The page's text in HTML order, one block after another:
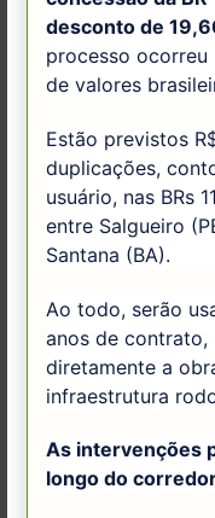
desconto de
processo
de valores
Estão previstos
duplicações,
usuário, nas BRs
entre Salgueiro
Santana (BA).
Ao todo, serão
anos de contrato,
diretamente a
infraestrutura
As intervenções
longo do